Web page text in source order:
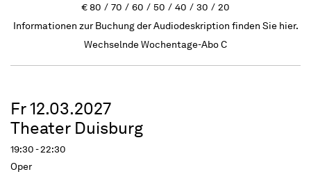
€80 70 60 50 40 30
20
Informationen zur Buchung der Audiodeskription finden Sie hier.
Wechselnde Wochentage-Abo C
Fr 12.03.2027
Theater Duisburg
19:30 - 22:30
Oper